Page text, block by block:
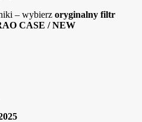
– wybierz oryginalny filtr
CASE / NEW